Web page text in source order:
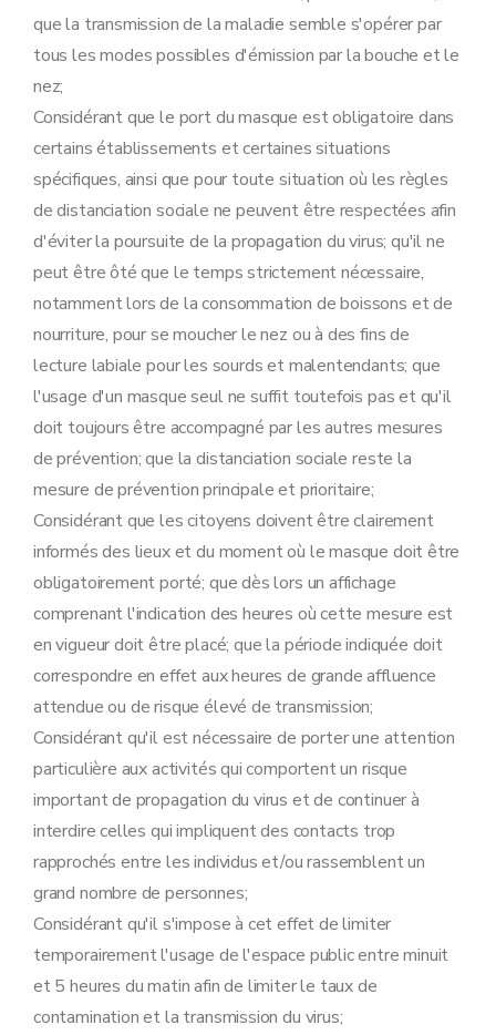
que la transmission de la maladie semble s'opérer par
tous les modes possibles d'émission par la bouche et le
nez;
Considérant que le port du masque est obligatoire dans
certains établissements et certaines situations
spécifiques, ainsi que pour toute situation où les règles
de distanciation sociale ne peuvent être respectées afin
d'éviter la poursuite de la propagation du virus; qu'il ne
peut être ôté que le temps strictement nécessaire,
notamment lors de la consommation de boissons et de
nourriture, pour se moucher le nez ou à des fins de
lecture labiale pour les sourds et malentendants; que
l'usage d'un masque seul ne suffit toutefois pas et qu'il
doit toujours être accompagné par les autres mesures
de prévention; que la distanciation sociale reste la
mesure de prévention principale et prioritaire;
Considérant que les citoyens doivent être clairement
informés des lieux et du moment où le masque doit être
obligatoirement porté; que dès lors un affichage
comprenant l'indication des heures où cette mesure est
en vigueur doit être placé; que la période indiquée doit
correspondre en effet aux heures de grande affluence
attendue ou de risque élevé de transmission;
Considérant qu'il est nécessaire de porter une attention
particulière aux activités qui comportent un risque
important de propagation du virus et de continuer à
interdire celles qui impliquent des contacts trop
rapprochés entre les individus et/ou rassemblent un
grand nombre de personnes;
Considérant qu'il s'impose à cet effet de limiter
temporairement l'usage de l'espace public entre minuit
et 5 heures du matin afin de limiter le taux de
contamination et la transmission du virus;